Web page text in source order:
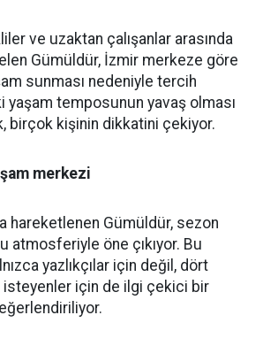
ve uzaktan çalışanlar arasında
Gümüldür, İzmir merkeze göre
sunması nedeniyle tercih
yaşam temposunun yavaş olması
birçok kişinin dikkatini çekiyor.
merkezi
hareketlenen Gümüldür, sezon
atmosferiyle öne çıkıyor. Bu
yazlıkçılar için değil, dört
isteyenler için de ilgi çekici bir